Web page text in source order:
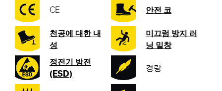
CE 안전 코
천공에 대한 내
성
미끄럼 방지 러
닝 밑창
정전기 방전
(ESD)
경량